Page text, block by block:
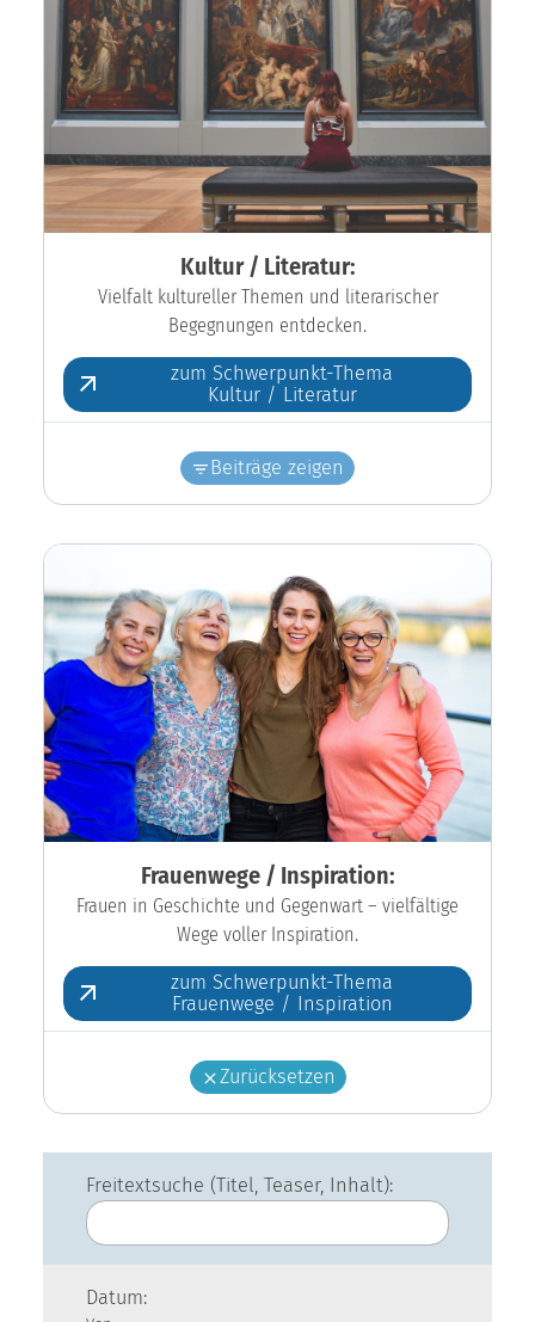
Kultur / Literatur:
Vielfalt kultureller Themen und literarischer
Begegnungen entdecken.
zum Schwerpunkt-Thema
Kultur / Literatur
Beiträge zeigen
Frauenwege / Inspiration:
Frauen in Geschichte und Gegenwart – vielfältige
Wege voller Inspiration.
zum Schwerpunkt-Thema
Frauenwege / Inspiration
Zurücksetzen
Freitextsuche (Titel, Teaser, Inhalt):
Datum: